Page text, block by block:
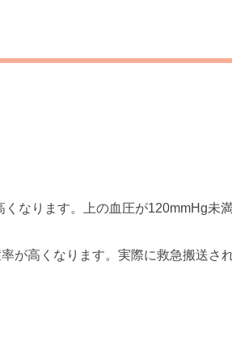
なります。上の血圧が120mmHg未
が高くなります。実際に救急搬送